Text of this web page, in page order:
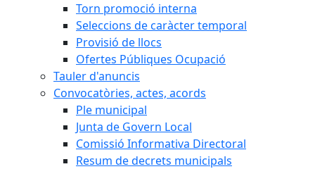
Torn promoció interna
Seleccions de caràcter temporal
Provisió de llocs
Ofertes Públiques Ocupació
Tauler d'anuncis
Convocatòries, actes, acords
Ple municipal
Junta de Govern Local
Comissió Informativa Directoral
Resum de decrets municipals